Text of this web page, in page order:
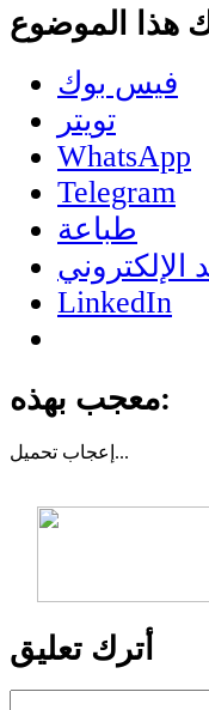
فيس بوك
تويتر
WhatsApp
Telegram
طباعة
الإلكتروني
LinkedIn
معجب بهذه:
إعجاب تحميل...
أترك تعليق